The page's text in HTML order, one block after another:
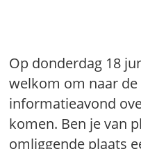
Op donderdag 18
welkom om naar de
informatieavond
komen. Ben je van
omliggende plaats